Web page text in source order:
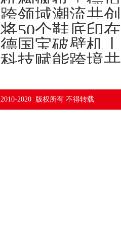
将50个鞋底印
德国宝破壁机
2010-2020 版权所有 不得转载